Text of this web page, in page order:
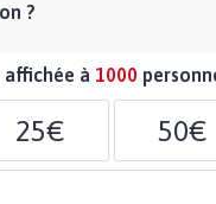
?
affichée à 1000
25€ 50€